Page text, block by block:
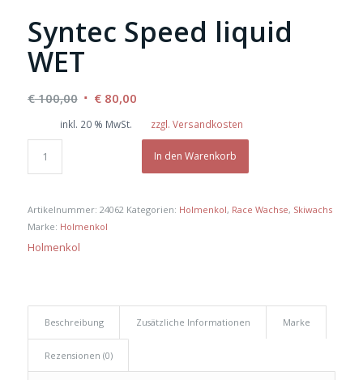
Syntec Speed liquid
WET
€100,00 Ursprünglicher
€80,00Aktueller
ist:
€ 80,00.
inkl. 20 % MwSt. zzgl. Versandkosten
In den Warenkorb
Artikelnummer: 24062 Kategorien: Holmenkol, Race Wachse, Skiwachs
Marke: Holmenkol
Holmenkol
Beschreibung Zusätzliche Informationen Marke
Rezensionen (0)